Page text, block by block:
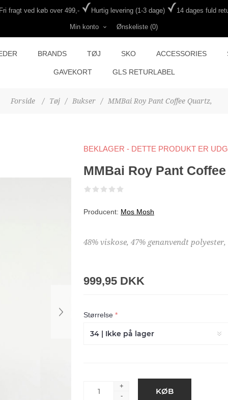
fragt ved køb over 499,- Hurtig levering (1-3 dage) 14 dages fuld
Min konto Ønskeliste (0)
BRANDS TØJ SKO ACCESSORIES
GAVEKORT GLS RETURLABEL
Forside / Tøj / Bukser / MMBai Roy Pant Coffee Quartz,
BEKLAGER - DETTE PRODUKT ER
MMBai Roy Pant
Producent: Mos Mosh
48% viskose, 47% genanvendt
999,95 DKK
Størrelse *
+
-